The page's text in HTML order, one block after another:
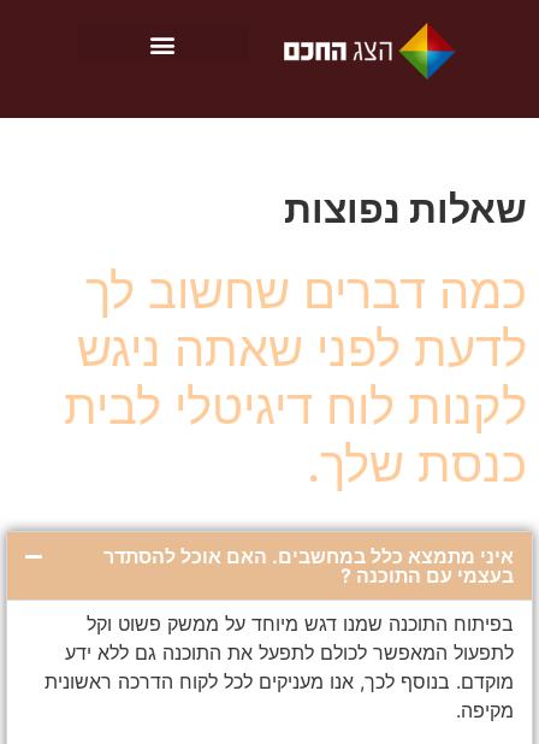
שאלות נפוצות
כמה דברים שחשוב לך
לדעת לפני שאתה ניגש
לקנות לוח דיגיטלי לבית
כנסת שלך.
איני מתמצא כלל במחשבים. האם אוכל להסתדר
בעצמי עם התוכנה ?
בפיתוח התוכנה שמנו דגש מיוחד על ממשק פשוט וקל
לתפעול המאפשר לכולם לתפעל את התוכנה גם ללא ידע
מוקדם. בנוסף לכך, אנו מעניקים לכל לקוח הדרכה ראשונית
מקיפה.